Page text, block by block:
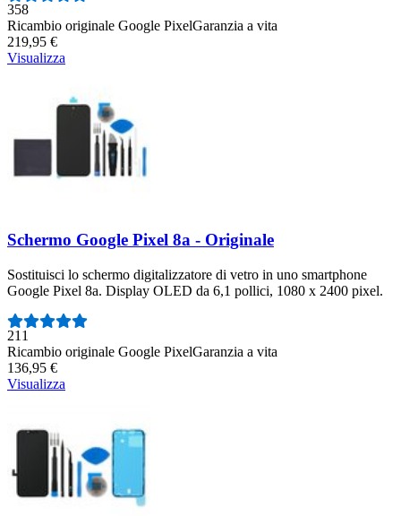
Numero di recensioni:
358
Ricambio originale Google PixelGaranzia a vita
219,95 €
Visualizza
Schermo Google Pixel 8a - Originale
Sostituisci lo schermo digitalizzatore di vetro in uno smartphone
Google Pixel 8a. Display OLED da 6,1 pollici, 1080 x 2400 pixel.
Numero di recensioni:
211
Ricambio originale Google PixelGaranzia a vita
136,95 €
Visualizza